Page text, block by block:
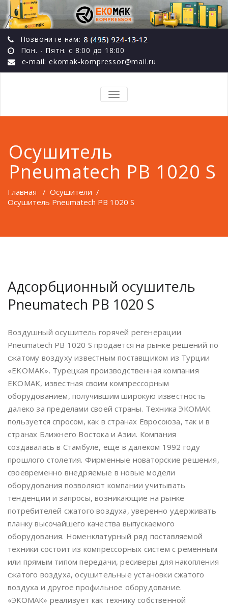
Позвоните нам:
Пон. - Пятн. с 8:00 до 18:00
e-mail: ekomak-kompressor@mail.ru
TOGGLE
Осушитель
Pneumatech PB 1020 S
Главная / Осушители /
Осушитель Pneumatech PB 1020 S
Адсорбционный осушитель
Pneumatech PB 1020 S
Воздушный осушитель горячей регенерации
Pneumatech PB 1020 S продается на рынке решений по
сжатому воздуху известным поставщиком из Турции
«EKOMAK». Турецкая производственная компания
EKOMAK, известная своим компрессорным
оборудованием, получившим широкую известность
далеко за пределами своей страны. Техника ЭКОМАК
пользуется спросом, как в странах Евросоюза, так и в
странах Ближнего Востока и Азии. Компания
создавалась в Стамбуле, еще в далеком 1992 году
прошлого столетия. Фирменные новаторские решения,
своевременно внедряемые в новые модели
оборудования позволяют компании учитывать
тенденции и запросы, возникающие на рынке
потребителей сжатого воздуха, уверенно удерживать
планку высочайшего качества выпускаемого
оборудования. Номенклатурный ряд поставляемой
техники состоит из компрессорных систем с ременным
или прямым типом передачи, ресиверы для накопления
сжатого воздуха, осушительные установки сжатого
воздуха и другое профильное оборудование.
«ЭКОМАК» реализует как технику собственной